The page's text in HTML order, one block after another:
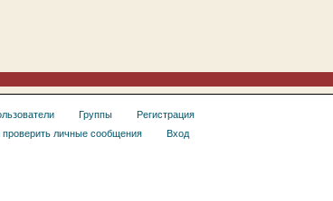
Группы
Регистрация
проверить личные сообщения Вход